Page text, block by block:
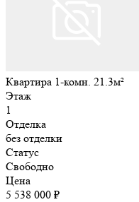
Квартира 1-комн. 21.3м²
Этаж
1
Отделка
без отделки
Статус
Свободно
Цена
5 538 000 ₽